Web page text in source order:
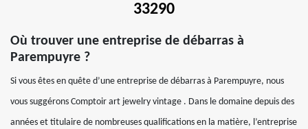
33290
Où trouver une entreprise de débarras à
Parempuyre ?
Si vous êtes en quête d’une entreprise de débarras à Parempuyre, nous
vous suggérons Comptoir art jewelry vintage . Dans le domaine depuis des
années et titulaire de nombreuses qualifications en la matière, l’entreprise